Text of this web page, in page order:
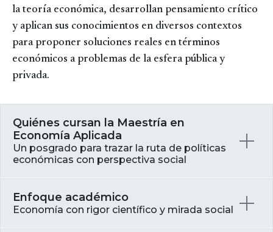
la teoría económica, desarrollan pensamiento crítico
y aplican sus conocimientos en diversos contextos
para proponer soluciones reales en términos
económicos a problemas de la esfera pública y
privada.
Quiénes cursan la Maestría en
Economía Aplicada
Un posgrado para trazar la ruta de políticas
económicas con perspectiva social
Enfoque académico
Economía con rigor científico y mirada social